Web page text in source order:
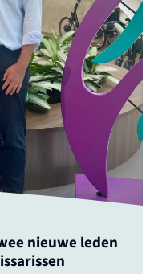
nieuwe leden